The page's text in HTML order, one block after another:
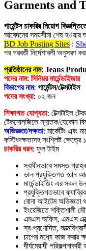
Garments and
গার্মেন্টস চাকরির নিয়োগ
আবেদনের সময়সীমা শেষ হওয়ার
BD Job Posting Sites :
পর পরবর্তী নির্দেশাবলী অনুসরণ
প্রতিষ্ঠানের নাম: Jeans
পদের নাম: সিনিয়র মার্চেন্ডাইজার
বিভাগের নাম: গার্মেন্টস/টেক্সটাইল
পদের সংখ্যা: ০২ জন
শিক্ষাগত যোগ্যতা: টেক্সটাইল
টেকনোলজিতে স্নাতক/যেকোন
অভিজ্ঞতা/দক্ষতা: মার্কেটিং এবং
কস্টিংদক্ষতাসহ সংশ্লিষ্ট
চাকরির ধরন: ফুল টাইম
স্বাধীনভাবে সমস্ত
ভাল প্রযুক্তিগত জ্ঞান
মার্চেন্ডাইজিং এর সকল
প্রযুক্তিগতভাবে
বোনা আইটেম অভিজ্ঞতা
ইংরেজিতে শক্তিশালী
এমএস অফিস, এমএস
স্ব-প্রণোদিত,
চাপের মধ্যে কাজ করার
দীর্ঘমেয়াদী